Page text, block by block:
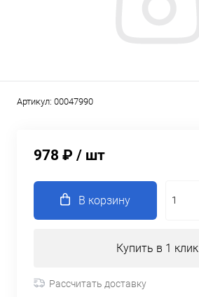
Артикул: 00047990
978 ₽ / шт
В корзину
Купить в 1 клик
Рассчитать доставку